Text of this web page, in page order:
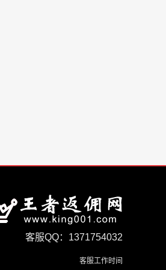
客服QQ：1371754032
客服工作时间